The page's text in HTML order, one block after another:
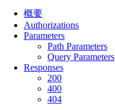
概要
Authorizations
Parameters
Path Parameters
Query Parameters
Responses
200
400
404